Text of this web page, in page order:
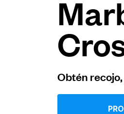
Iniciar sesión
Descarga nuestra app
Obtén